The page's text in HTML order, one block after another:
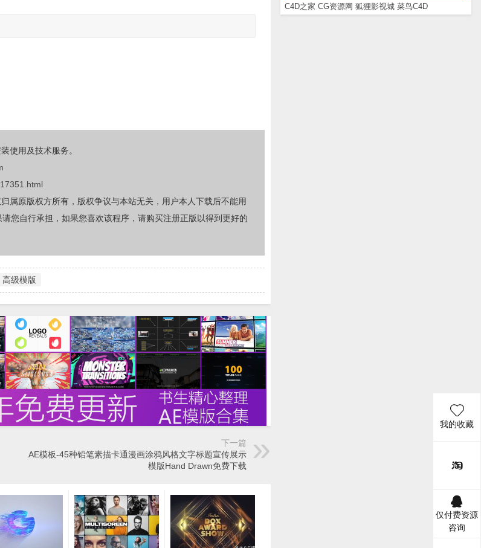
C4D之家 CG资源网 狐狸影视城 菜鸟C4D
使用及技术服务。
属原版权方所有，版权争议与本站无关，用户本人下载后不能用
您自行承担，如果您喜欢该程序，请购买注册正版以得到更好的
高级模版
下一篇
AE模板-45种铅笔素描卡通漫画涂鸦风格文字标题宣传展示
模版Hand Drawn免费下载
我的收藏
仅付费资源
咨询